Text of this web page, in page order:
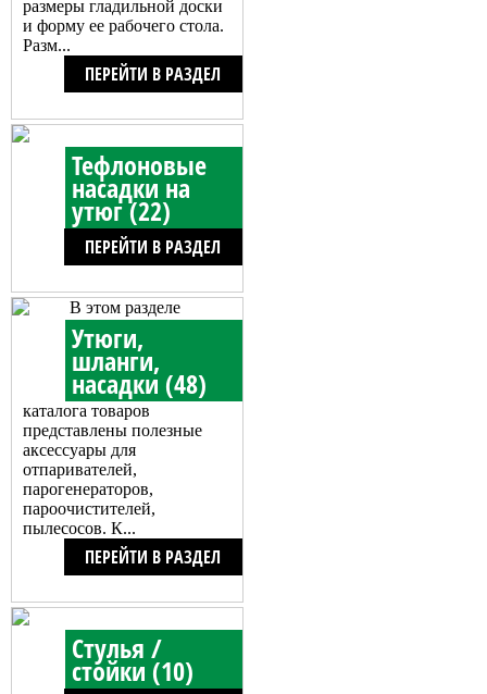
размеры гладильной доски
и форму ее рабочего стола.
Разм...
ПЕРЕЙТИ В РАЗДЕЛ
Тефлоновые
насадки на
утюг (22)
ПЕРЕЙТИ В РАЗДЕЛ
Утюги,
шланги,
насадки (48)
В этом разделе
каталога товаров
представлены полезные
аксессуары для
отпаривателей,
парогенераторов,
пароочистителей,
пылесосов. К...
ПЕРЕЙТИ В РАЗДЕЛ
Стулья /
стойки (10)